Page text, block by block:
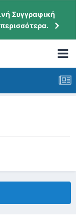
Συγγραφική